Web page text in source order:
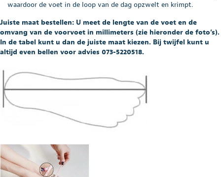
waardoor de voet in de loop van de dag opzwelt en krimpt.
Juiste maat bestellen: U meet de lengte van de voet en de
omvang van de voorvoet in millimeters (zie hieronder de foto’s).
In de tabel kunt u dan de juiste maat kiezen. Bij twijfel kunt u
altijd even bellen voor advies 073-5220518.